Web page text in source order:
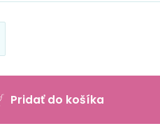
Pridať do košíka